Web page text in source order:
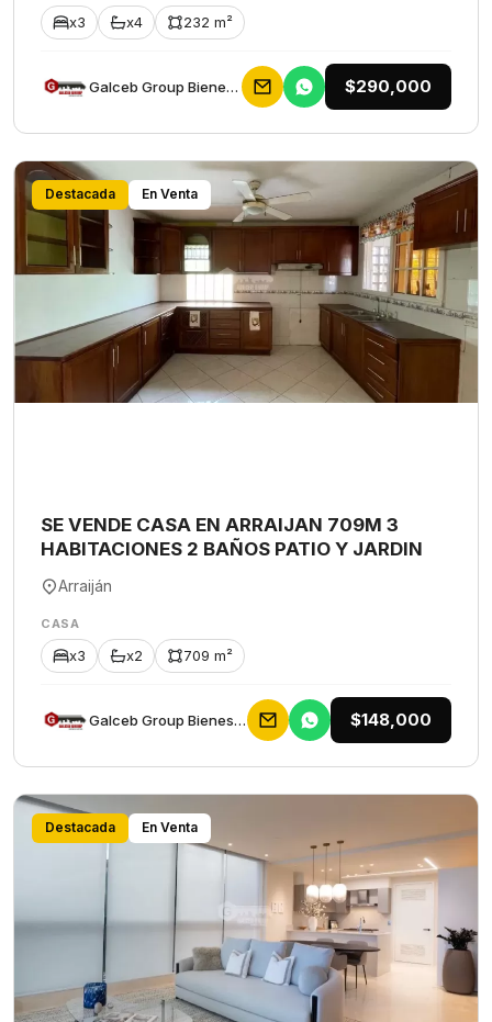
x3 x4 232 m²
Galceb Group Bienes Raices $290,000
Destacada En Venta
SE VENDE CASA EN ARRAIJAN 709M 3
HABITACIONES 2 BAÑOS PATIO Y JARDIN
Arraiján
CASA
x3 x2 709 m²
Galceb Group Bienes Raices $148,000
Destacada En Venta